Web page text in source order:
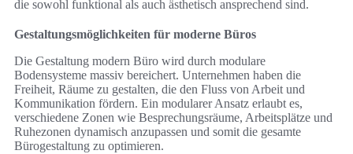
die sowohl funktional als auch ästhetisch ansprechend sind.
Gestaltungsmöglichkeiten für moderne Büros
Die Gestaltung modern Büro wird durch modulare
Bodensysteme massiv bereichert. Unternehmen haben die
Freiheit, Räume zu gestalten, die den Fluss von Arbeit und
Kommunikation fördern. Ein modularer Ansatz erlaubt es,
verschiedene Zonen wie Besprechungsräume, Arbeitsplätze und
Ruhezonen dynamisch anzupassen und somit die gesamte
Bürogestaltung zu optimieren.